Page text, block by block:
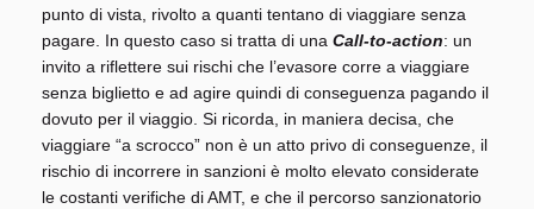
punto di vista, rivolto a quanti tentano di viaggiare senza
pagare. In questo caso si tratta di una Call-to-action: un
invito a riflettere sui rischi che l’evasore corre a viaggiare
senza biglietto e ad agire quindi di conseguenza pagando il
dovuto per il viaggio. Si ricorda, in maniera decisa, che
viaggiare “a scrocco” non è un atto privo di conseguenze, il
rischio di incorrere in sanzioni è molto elevato considerate
le costanti verifiche di AMT, e che il percorso sanzionatorio